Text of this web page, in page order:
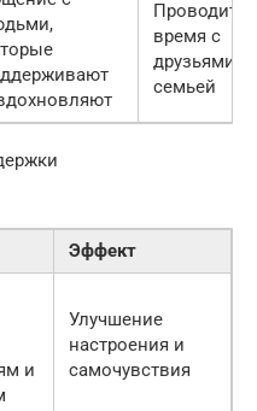
Проводите
время с
друзьями и
семьей
Эффект
и
Улучшение
настроения и
самочувствия